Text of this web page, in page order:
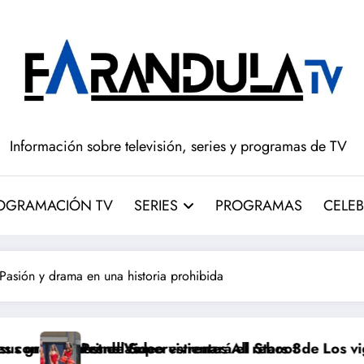
Información sobre televisión, series y programas de TV
TV SERIES PROGRAMAS
y drama en una historia prohibida
All Stars 3
estrenará el reboot de Los vigilantes de la
Disney+